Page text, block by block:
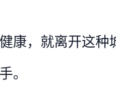
康，就离开这种
。